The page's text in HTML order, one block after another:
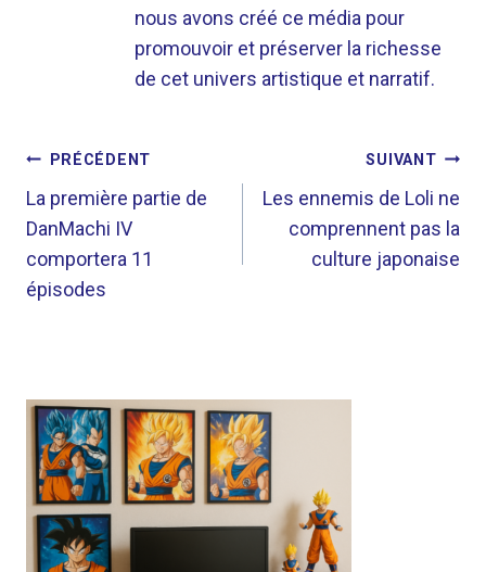
nous avons créé ce média pour
promouvoir et préserver la richesse
de cet univers artistique et narratif.
NAVIGATION
DE
L’ARTICLE
PRÉCÉDENT
La première partie de
DanMachi IV
comportera 11
épisodes
SUIVANT
Les ennemis de Loli ne
comprennent pas la
culture japonaise